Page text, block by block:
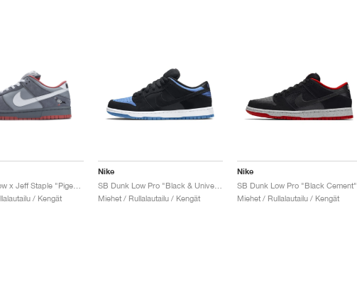
SB Dunk Low x Jeff Staple "Pigeon"
/ Kengät
Nike
Miehet / Rullalautailu / Kengät
Nike
SB Dunk Low Pro "Black Cement"
Miehet / Rullalautailu / Kengät